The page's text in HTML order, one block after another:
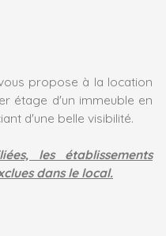
vous propose à la location
étage d'un immeuble en
d'une belle visibilité.
les établissements
dans le local.